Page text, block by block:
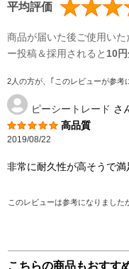
平均評価
商品が届いた後ご使用いた
ー投稿＆採用されると 10
2人の方が、｢このレビューが参考
ピーシートレード さ
高品質
2019/08/22
非常に耐久性が高そうで満
このレビューは参考になりました
こちらの商品もおすす